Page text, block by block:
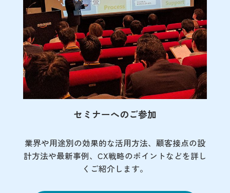
セミナーへのご参加
業界や用途別の効果的な活用方法、顧客接点の設
計方法や最新事例、CX戦略のポイントなどを詳し
くご紹介します。